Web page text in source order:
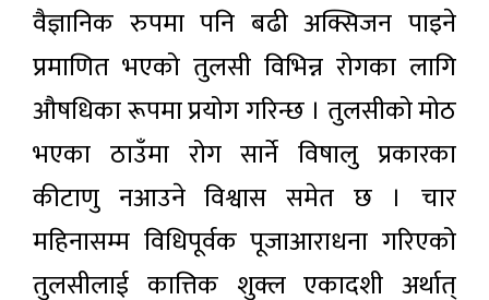
वैज्ञानिक रुपमा पनि बढी अक्सिजन पाइने
प्रमाणित भएको तुलसी विभिन्न रोगका लागि
औषधिका रूपमा प्रयोग गरिन्छ । तुलसीको मोठ
भएका ठाउँमा रोग सार्ने विषालु प्रकारका
कीटाणु नआउने विश्वास समेत छ । चार
महिनासम्म विधिपूर्वक पूजाआराधना गरिएको
तुलसीलाई कात्तिक शुक्ल एकादशी अर्थात्